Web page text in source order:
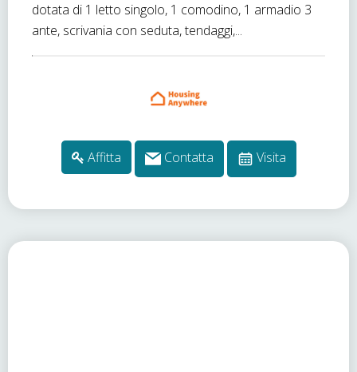
dotata di 1 letto singolo, 1 comodino, 1 armadio 3
ante, scrivania con seduta, tendaggi,...
Affitta Contatta Visita